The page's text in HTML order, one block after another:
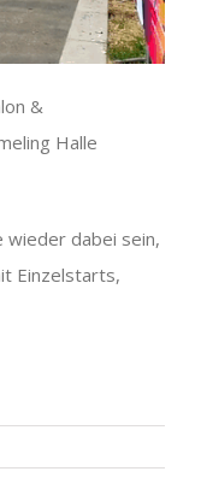
&
Halle
wieder dabei sein,
Einzelstarts,